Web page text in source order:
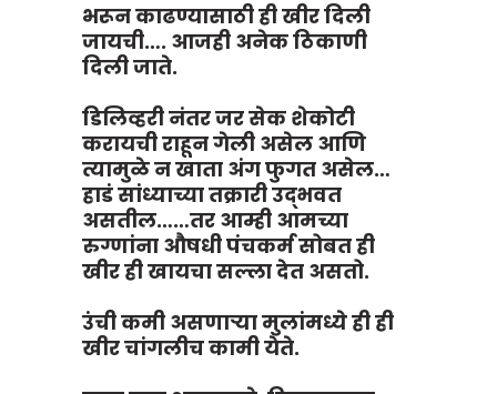
भरून काढण्यासाठी ही खीर दिली
जायची…. आजही अनेक ठिकाणी
दिली जाते.
डिलिव्हरी नंतर जर सेक शेकोटी
करायची राहून गेली असेल आणि
त्यामुळे न खाता अंग फुगत असेल…
हाडं सांध्याच्या तक्रारी उद्भवत
असतील……तर आम्ही आमच्या
रुग्णांना औषधी पंचकर्म सोबत ही
खीर ही खायचा सल्ला देत असतो.
उंची कमी असणाऱ्या मुलांमध्ये ही ही
खीर चांगलीच कामी येते.